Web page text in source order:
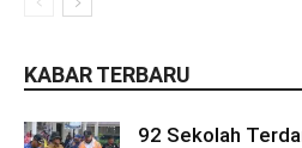
KABAR TERBARU
92 Sekolah